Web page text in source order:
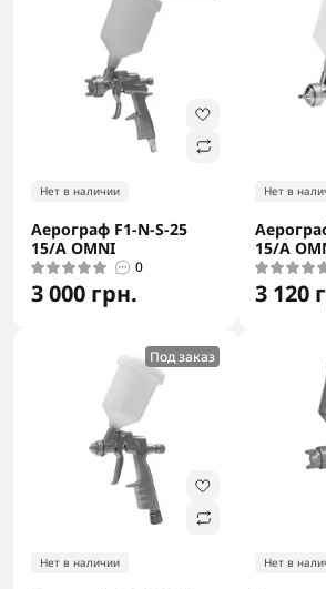
Нет в наличии
Аерограф F1-N-S-25
15/A OMNI
0
3 000 грн.
Нет в
15/A
3 120
Под заказ
Нет в наличии Нет в